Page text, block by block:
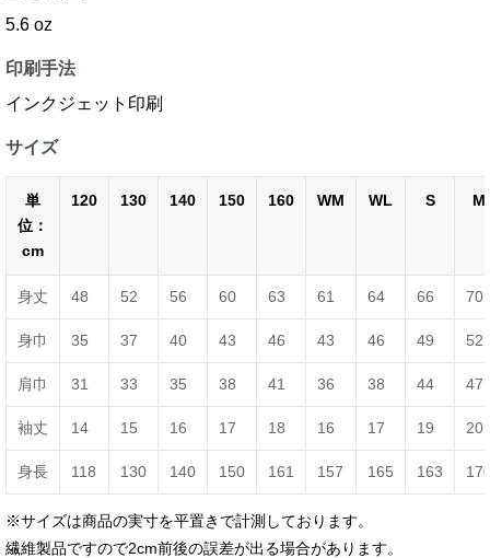
5.6 oz
印刷手法
インクジェット印刷
サイズ
単
位：
cm
120 130 140 150 160 WM WL S M
身丈 48 52 56 60 63 61 64 66 70
身巾 35 37 40 43 46 43 46 49 52
肩巾 31 33 35 38 41 36 38 44 47
袖丈 14 15 16 17 18 16 17 19 20
身長 118 130 140 150 161 157 165 163
※サイズは商品の実寸を平置きで計測しております。
繊維製品ですので2cm前後の誤差が出る場合があります。